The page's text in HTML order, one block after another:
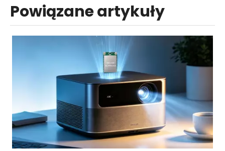
Powiązane artykuły